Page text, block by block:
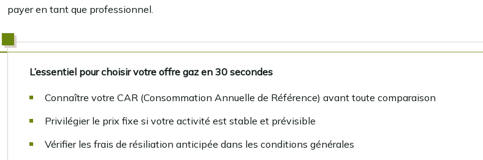
payer en tant que professionnel.
L’essentiel pour choisir votre offre gaz en 30 secondes
Connaître votre CAR (Consommation Annuelle de Référence) avant toute comparaison
Privilégier le prix fixe si votre activité est stable et prévisible
Vérifier les frais de résiliation anticipée dans les conditions générales